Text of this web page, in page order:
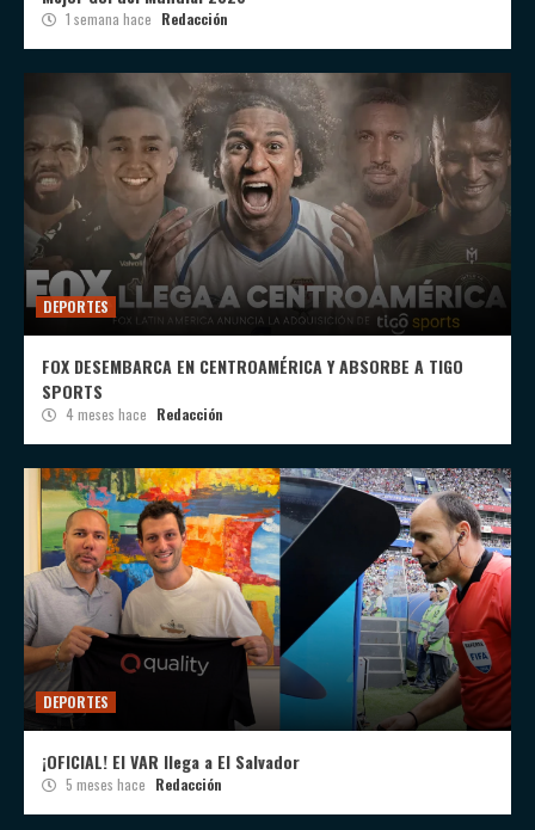
1 semana hace Redacción
DEPORTES
FOX DESEMBARCA EN CENTROAMÉRICA Y ABSORBE A TIGO
SPORTS
4 meses hace Redacción
DEPORTES
¡OFICIAL! El VAR llega a El Salvador
5 meses hace Redacción